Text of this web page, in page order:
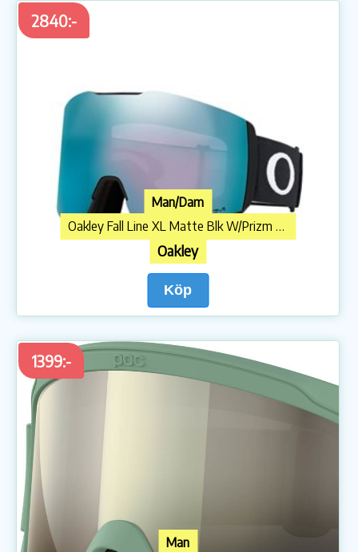
2840:-
Man/Dam
Oakley Fall Line XL Matte Blk W/Prizm Sapphire
Oakley
Köp
1399:-
Man